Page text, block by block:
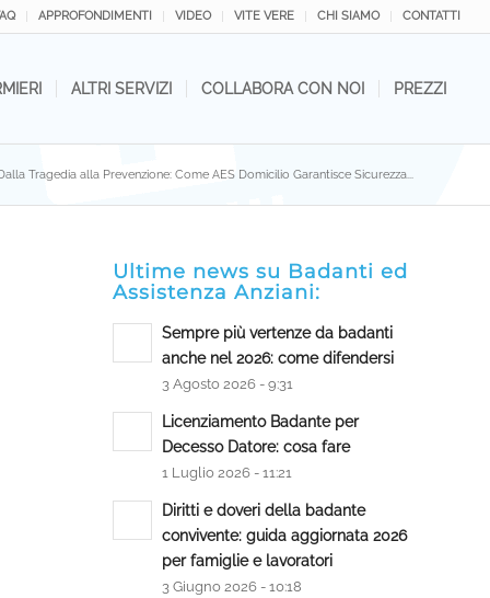
APPROFONDIMENTI VIDEO VITE VERE CHI SIAMO CONTATTI
ALTRI SERVIZI COLLABORA CON NOI PREZZI
Tragedia alla Prevenzione: Come AES Domicilio Garantisce Sicurezza...
Ultime news su Badanti ed
Assistenza Anziani:
Sempre più vertenze da badanti
anche nel 2026: come difendersi
3 Agosto 2026 - 9:31
Licenziamento Badante per
Decesso Datore: cosa fare
1 Luglio 2026 - 11:21
Diritti e doveri della badante
convivente: guida aggiornata 2026
per famiglie e lavoratori
3 Giugno 2026 - 10:18